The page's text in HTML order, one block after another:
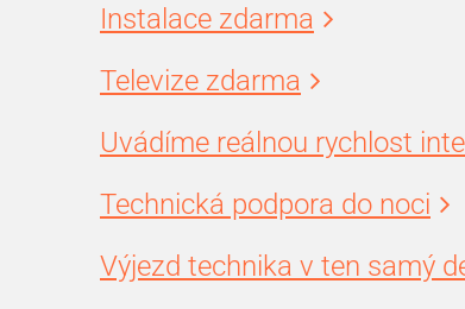
Instalace zdarma
Televize zdarma
Uvádíme reálnou rychlost
Technická podpora do noci
Výjezd technika v ten samý